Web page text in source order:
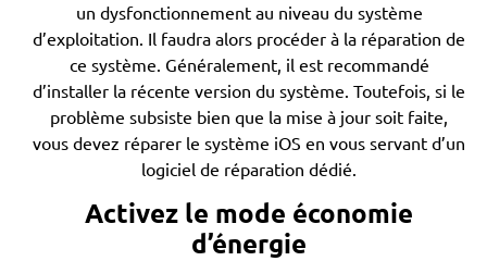
un dysfonctionnement au niveau du système
d’exploitation. Il faudra alors procéder à la réparation de
ce système. Généralement, il est recommandé
d’installer la récente version du système. Toutefois, si le
problème subsiste bien que la mise à jour soit faite,
vous devez réparer le système iOS en vous servant d’un
logiciel de réparation dédié.
Activez le mode économie
d’énergie